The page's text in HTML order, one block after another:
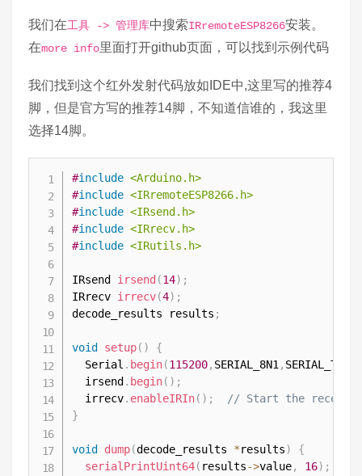
我们在工具 -> 管理库中搜索IRremoteESP8266安装。
在more info里面打开github页面，可以找到示例代码
我们找到这个红外发射代码放如IDE中,这里写的推荐4
脚，但是官方写的推荐14脚，不知道信谁的，我这里
选择14脚。
#include <Arduino.h>
#include <IRremoteESP8266.h>
#include <IRsend.h>
#include <IRrecv.h>
#include <IRutils.h>
IRsend irsend (14) ;
IRrecv irrecv(4) ;
decode_results results ;
void setup( )
{
  Serial
. begin(115200, SERIAL_8N1,
  irsend
. begin( ) ;
  irrecv
. enableIRIn( ) ;
// Start the
}
void dump(decode_results *results)
{
serialPrintUint64( results->value, 16) ;